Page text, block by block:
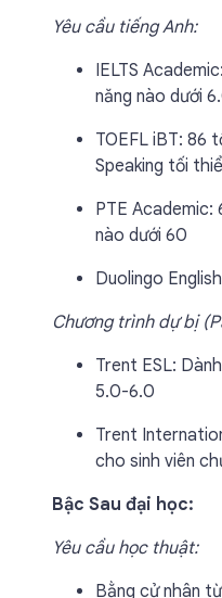
Yêu cầu tiếng Anh:
IELTS
năng nào dưới
TOEFL iBT: 86
Speaking tối
PTE Academic:
nào dưới 60
Duolingo
Chương trình dự bị
Trent ESL:
5.0-6.0
Trent
cho sinh viên
Bậc Sau đại học:
Yêu cầu học thuật:
Bằng cử nhân